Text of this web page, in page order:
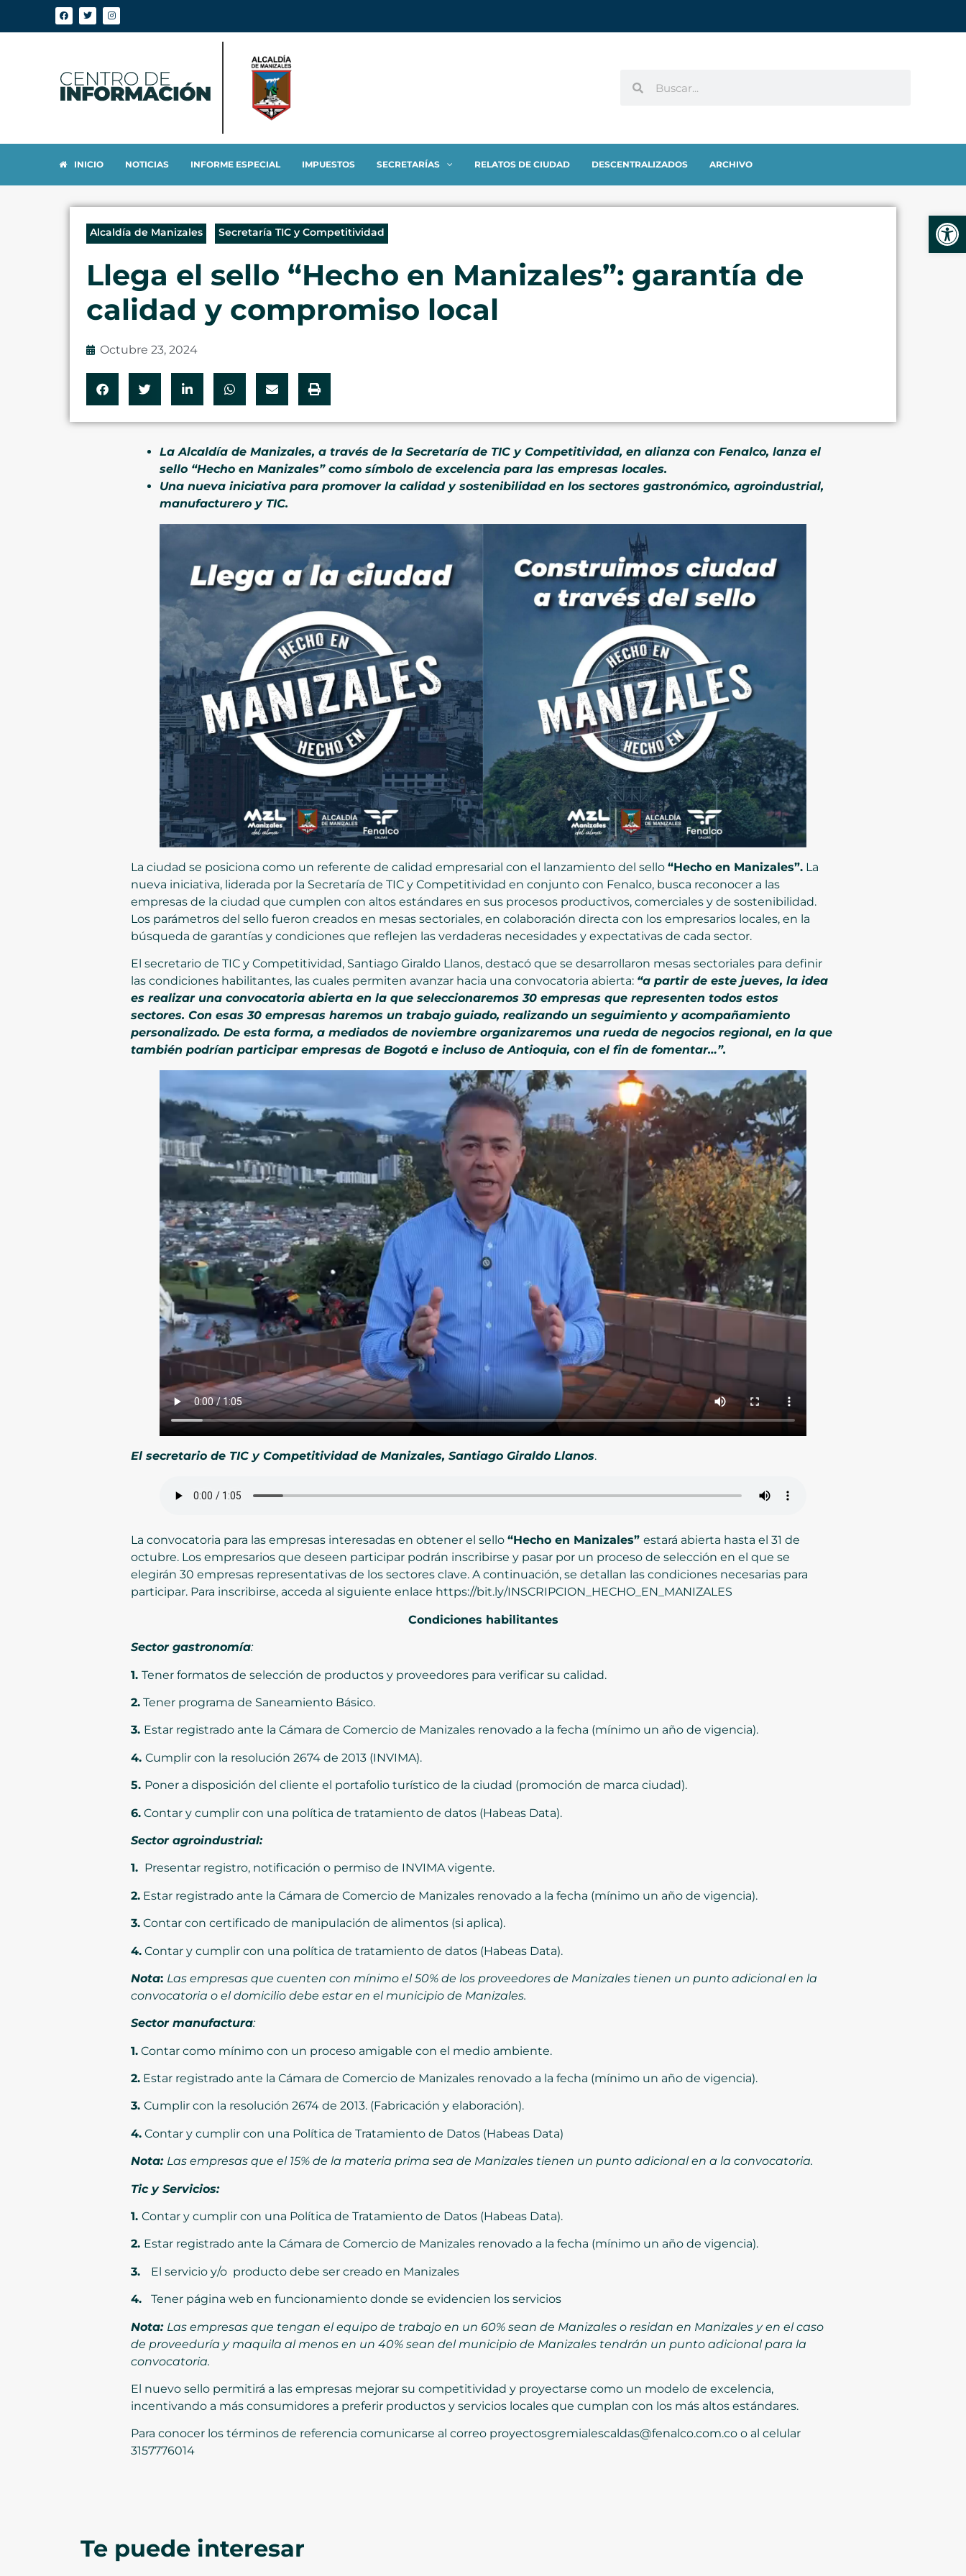
INICIO NOTICIAS INFORME ESPECIAL IMPUESTOS SECRETARÍAS RELATOS DE CIUDAD DESCENTRALIZADOS ARCHIVO
Alcaldía de Manizales Secretaría TIC y Competitividad
Llega el sello “Hecho en Manizales”: garantía de
calidad y compromiso local
Octubre 23, 2024
La Alcaldía de Manizales, a través de la Secretaría de TIC y Competitividad, en alianza con Fenalco, lanza el
sello “Hecho en Manizales” como símbolo de excelencia para las empresas locales.
Una nueva iniciativa para promover la calidad y sostenibilidad en los sectores gastronómico, agroindustrial,
manufacturero y TIC.
La ciudad se posiciona como un referente de calidad empresarial con el lanzamiento del sello “Hecho en Manizales”. La
nueva iniciativa, liderada por la Secretaría de TIC y Competitividad en conjunto con Fenalco, busca reconocer a las
empresas de la ciudad que cumplen con altos estándares en sus procesos productivos, comerciales y de sostenibilidad.
Los parámetros del sello fueron creados en mesas sectoriales, en colaboración directa con los empresarios locales, en la
búsqueda de garantías y condiciones que reflejen las verdaderas necesidades y expectativas de cada sector.
El secretario de TIC y Competitividad, Santiago Giraldo Llanos, destacó que se desarrollaron mesas sectoriales para definir
las condiciones habilitantes, las cuales permiten avanzar hacia una convocatoria abierta: “a partir de este jueves, la idea
es realizar una convocatoria abierta en la que seleccionaremos 30 empresas que representen todos estos
sectores. Con esas 30 empresas haremos un trabajo guiado, realizando un seguimiento y acompañamiento
personalizado. De esta forma, a mediados de noviembre organizaremos una rueda de negocios regional, en la que
también podrían participar empresas de Bogotá e incluso de Antioquia, con el fin de fomentar…”.
El secretario de TIC y Competitividad de Manizales, Santiago Giraldo Llanos.
La convocatoria para las empresas interesadas en obtener el sello “Hecho en Manizales” estará abierta hasta el 31 de
octubre. Los empresarios que deseen participar podrán inscribirse y pasar por un proceso de selección en el que se
elegirán 30 empresas representativas de los sectores clave. A continuación, se detallan las condiciones necesarias para
participar. Para inscribirse, acceda al siguiente enlace https://bit.ly/INSCRIPCION_HECHO_EN_MANIZALES
Condiciones habilitantes
Sector gastronomía:
1. Tener formatos de selección de productos y proveedores para verificar su calidad.
2. Tener programa de Saneamiento Básico.
3. Estar registrado ante la Cámara de Comercio de Manizales renovado a la fecha (mínimo un año de vigencia).
4. Cumplir con la resolución 2674 de 2013 (INVIMA).
5. Poner a disposición del cliente el portafolio turístico de la ciudad (promoción de marca ciudad).
6. Contar y cumplir con una política de tratamiento de datos (Habeas Data).
Sector agroindustrial:
1. Presentar registro, notificación o permiso de INVIMA vigente.
2. Estar registrado ante la Cámara de Comercio de Manizales renovado a la fecha (mínimo un año de vigencia).
3. Contar con certificado de manipulación de alimentos (si aplica).
4. Contar y cumplir con una política de tratamiento de datos (Habeas Data).
Nota: Las empresas que cuenten con mínimo el 50% de los proveedores de Manizales tienen un punto adicional en la
convocatoria o el domicilio debe estar en el municipio de Manizales.
Sector manufactura:
1. Contar como mínimo con un proceso amigable con el medio ambiente.
2. Estar registrado ante la Cámara de Comercio de Manizales renovado a la fecha (mínimo un año de vigencia).
3. Cumplir con la resolución 2674 de 2013. (Fabricación y elaboración).
4. Contar y cumplir con una Política de Tratamiento de Datos (Habeas Data)
Nota: Las empresas que el 15% de la materia prima sea de Manizales tienen un punto adicional en a la convocatoria.
Tic y Servicios:
1. Contar y cumplir con una Política de Tratamiento de Datos (Habeas Data).
2. Estar registrado ante la Cámara de Comercio de Manizales renovado a la fecha (mínimo un año de vigencia).
3. El servicio y/o producto debe ser creado en Manizales
4. Tener página web en funcionamiento donde se evidencien los servicios
Nota: Las empresas que tengan el equipo de trabajo en un 60% sean de Manizales o residan en Manizales y en el caso
de proveeduría y maquila al menos en un 40% sean del municipio de Manizales tendrán un punto adicional para la
convocatoria.
El nuevo sello permitirá a las empresas mejorar su competitividad y proyectarse como un modelo de excelencia,
incentivando a más consumidores a preferir productos y servicios locales que cumplan con los más altos estándares.
Para conocer los términos de referencia comunicarse al correo proyectosgremialescaldas@fenalco.com.co o al celular
3157776014
Te puede interesar